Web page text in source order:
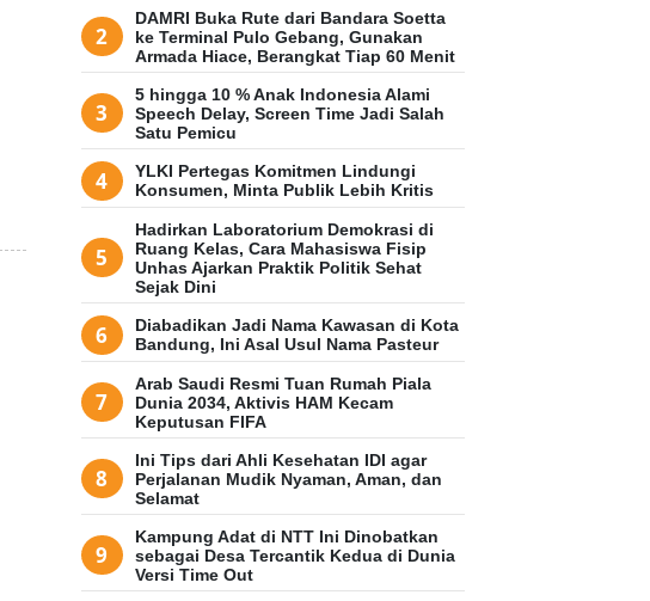
DAMRI Buka Rute dari Bandara Soetta
ke Terminal Pulo Gebang, Gunakan
Armada Hiace, Berangkat Tiap 60 Menit
5 hingga 10 % Anak Indonesia Alami
Speech Delay, Screen Time Jadi Salah
Satu Pemicu
YLKI Pertegas Komitmen Lindungi
Konsumen, Minta Publik Lebih Kritis
Hadirkan Laboratorium Demokrasi di
Ruang Kelas, Cara Mahasiswa Fisip
Unhas Ajarkan Praktik Politik Sehat
Sejak Dini
Diabadikan Jadi Nama Kawasan di Kota
Bandung, Ini Asal Usul Nama Pasteur
Arab Saudi Resmi Tuan Rumah Piala
Dunia 2034, Aktivis HAM Kecam
Keputusan FIFA
Ini Tips dari Ahli Kesehatan IDI agar
Perjalanan Mudik Nyaman, Aman, dan
Selamat
Kampung Adat di NTT Ini Dinobatkan
sebagai Desa Tercantik Kedua di Dunia
Versi Time Out